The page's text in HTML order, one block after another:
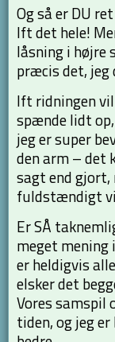
Og så er DU
Ift det hele!
låsning i højre
præcis det, jeg
Ift ridningen
spænde lidt
jeg er super
den arm – det
sagt end gjort,
fuldstændigt
Er SÅ
meget mening
er heldigvis
elsker det
Vores samspil
tiden, og jeg